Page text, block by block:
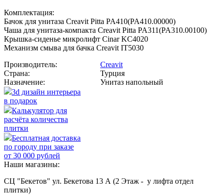
Комплектация:
Бачок для унитаза Creavit Pitta PA410(PA410.00000)
Чаша для унитаза-компакта Creavit Pitta PA311(PA310.00100)
Крышка-сиденье микролифт Cinar KC4020
Механизм смыва для бачка Creavit IT5030
Производитель:
Creavit
Страна:
Турция
Назначение:
Унитаз напольный
3d дизайн интерьера
в подарок
Калькулятор для
расчёта количества
плитки
Бесплатная доставка
по городу при заказе
от 30 000 рублей
Наши магазины:
СЦ "Бекетов" ул. Бекетова 13 А (2 Этаж - у лифта отдел
плитки)